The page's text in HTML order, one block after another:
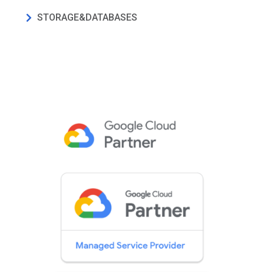
STORAGE&DATABASES